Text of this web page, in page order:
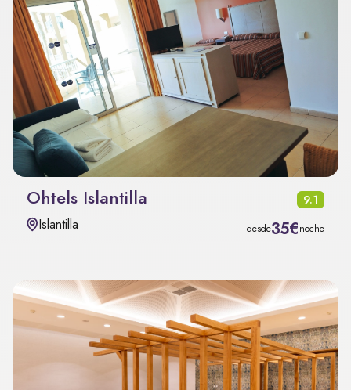
Ohtels Islantilla 9.1
Islantilla desde35€noche